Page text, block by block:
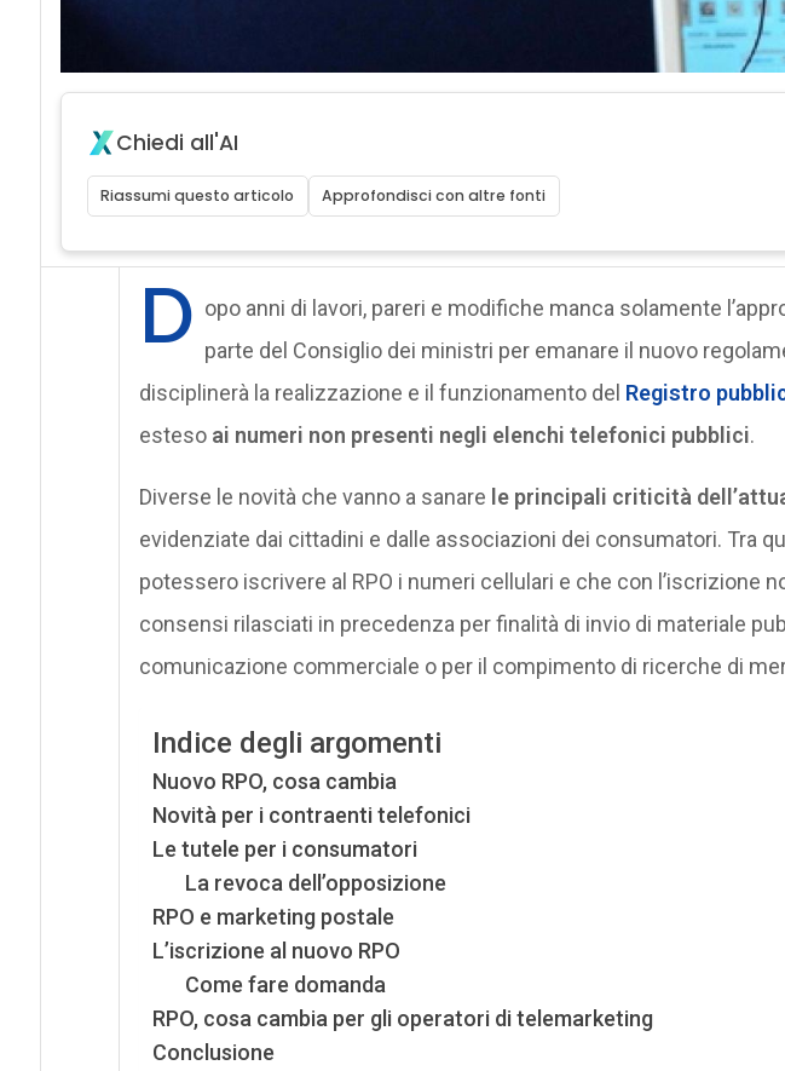
Chiedi all'AI
Riassumi questo articolo Approfondisci con altre fonti
D opo anni di lavori, pareri e modifiche manca solamente
parte del Consiglio dei ministri per emanare il nuovo
disciplinerà la realizzazione e il funzionamento del Registro
esteso ai numeri non presenti negli elenchi telefonici pubblici.
Diverse le novità che vanno a sanare le principali criticità
evidenziate dai cittadini e dalle associazioni dei consumatori. Tra
potessero iscrivere al RPO i numeri cellulari e che con l’iscrizione
consensi rilasciati in precedenza per finalità di invio di materiale
comunicazione commerciale o per il compimento di ricerche di
Indice degli argomenti
Nuovo RPO, cosa cambia
Novità per i contraenti telefonici
Le tutele per i consumatori
La revoca dell’opposizione
RPO e marketing postale
L’iscrizione al nuovo RPO
Come fare domanda
RPO, cosa cambia per gli operatori di telemarketing
Conclusione